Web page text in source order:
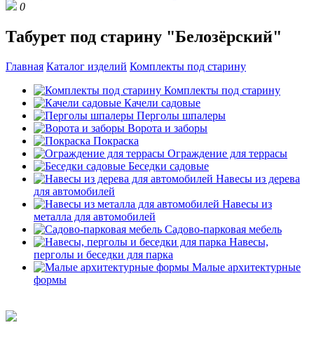
0
Табурет под старину "Белозёрский"
Главная Каталог изделий Комплекты под старину
Комплекты под старину
Качели садовые
Перголы шпалеры
Ворота и заборы
Покраска
Ограждение для террасы
Беседки садовые
Навесы из дерева
для автомобилей
Навесы из
металла для автомобилей
Садово-парковая мебель
Навесы,
перголы и беседки для парка
Малые архитектурные
формы